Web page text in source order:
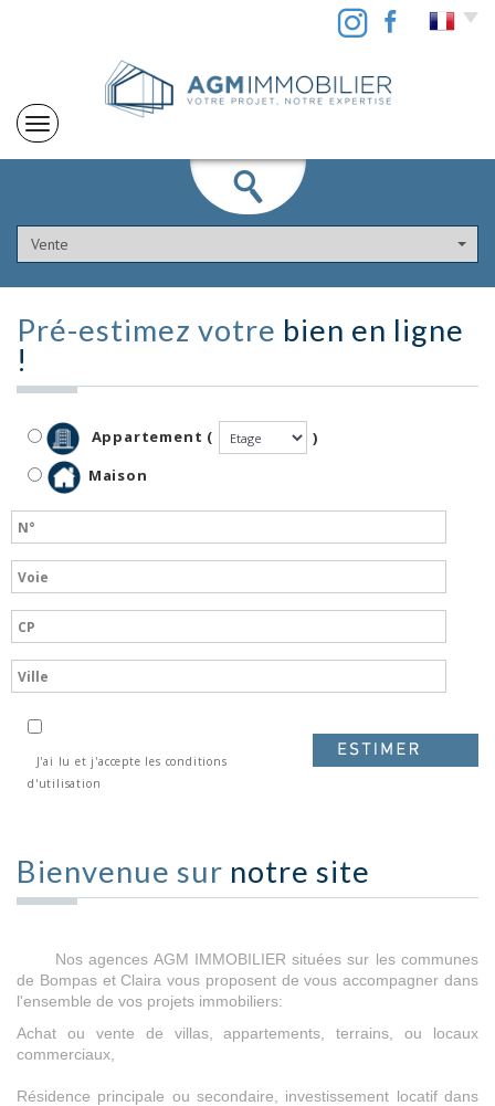
Vente
Pré-estimez votre bien en ligne
!
Appartement (
)
Maison
J'ai lu et j'accepte les conditions
d'utilisation
Bienvenue sur notre site
Nos agences AGM IMMOBILIER situées sur les communes
de Bompas et Claira vous proposent de vous accompagner dans
l'ensemble de vos projets immobiliers:
Achat ou vente de villas, appartements, terrains, ou locaux
commerciaux,
Résidence principale ou secondaire, investissement locatif dans